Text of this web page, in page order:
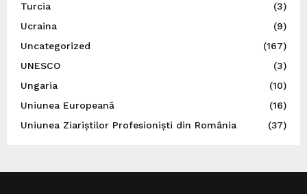
Turcia
(3)
Ucraina
(9)
Uncategorized
(167)
UNESCO
(3)
Ungaria
(10)
Uniunea Europeană
(16)
Uniunea Ziariștilor Profesioniști din România
(37)